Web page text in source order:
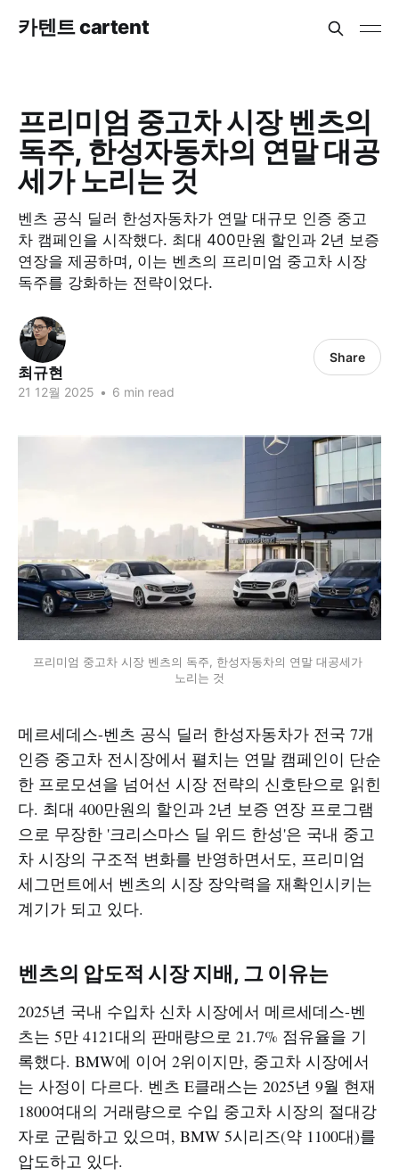
카텐트 cartent
프리미엄 중고차 시장 벤츠의
독주, 한성자동차의 연말 대공
세가 노리는 것
벤츠 공식 딜러 한성자동차가 연말 대규모 인증 중고
차 캠페인을 시작했다. 최대 400만원 할인과 2년 보증
연장을 제공하며, 이는 벤츠의 프리미엄 중고차 시장
독주를 강화하는 전략이었다.
최규현
21 12월 2025 • 6 min read
Share
프리미엄 중고차 시장 벤츠의 독주, 한성자동차의 연말 대공세가
노리는 것
메르세데스-벤츠 공식 딜러 한성자동차가 전국 7개
인증 중고차 전시장에서 펼치는 연말 캠페인이 단순
한 프로모션을 넘어선 시장 전략의 신호탄으로 읽힌
다. 최대 400만원의 할인과 2년 보증 연장 프로그램
으로 무장한 '크리스마스 딜 위드 한성'은 국내 중고
차 시장의 구조적 변화를 반영하면서도, 프리미엄
세그먼트에서 벤츠의 시장 장악력을 재확인시키는
계기가 되고 있다.
벤츠의 압도적 시장 지배, 그 이유는
2025년 국내 수입차 신차 시장에서 메르세데스-벤
츠는 5만 4121대의 판매량으로 21.7% 점유율을 기
록했다. BMW에 이어 2위이지만, 중고차 시장에서
는 사정이 다르다. 벤츠 E클래스는 2025년 9월 현재
1800여대의 거래량으로 수입 중고차 시장의 절대강
자로 군림하고 있으며, BMW 5시리즈(약 1100대)를
압도하고 있다.